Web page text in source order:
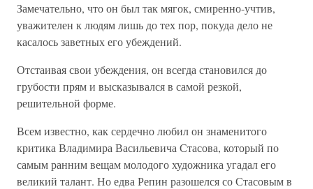
Замечательно, что он был так мягок, смиренно-учтив,
уважителен к людям лишь до тех пор, покуда дело не
касалось заветных его убеждений.
Отстаивая свои убеждения, он всегда становился до
грубости прям и высказывался в самой резкой,
решительной форме.
Всем известно, как сердечно любил он знаменитого
критика Владимира Васильевича Стасова, который по
самым ранним вещам молодого художника угадал его
великий талант. Но едва Репин разошелся со Стасовым в